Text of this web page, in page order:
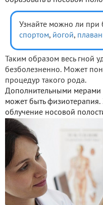
Узнайте можно ли при
спортом, йогой,
Таким образом весь гной
безболезненно. Может
процедур такого рода.
Дополнительными мерами
может быть физиотерапия.
облучение носовой